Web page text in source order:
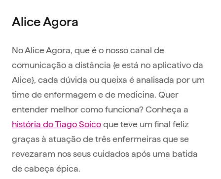
Alice Agora
No Alice Agora, que é o nosso canal de
comunicação a distância {e está no aplicativo da
Alice}, cada dúvida ou queixa é analisada por um
time de enfermagem e de medicina. Quer
entender melhor como funciona? Conheça a
história do Tiago Soicoque teve um final feliz
graças à atuação de três enfermeiras que se
revezaram nos seus cuidados após uma batida
de cabeça épica.